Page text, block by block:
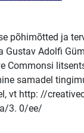
põhimõtted ja
Gustav Adolfi
Commonsi
samadel
vt http: //
3. 0/ee/